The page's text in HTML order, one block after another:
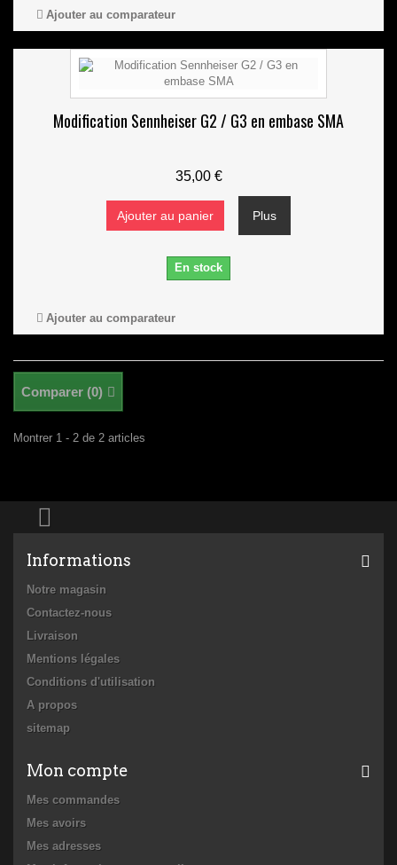
Ajouter au comparateur
Modification Sennheiser G2 / G3 en embase SMA
35,00 €
Ajouter au panier Plus
En stock
Ajouter au comparateur
Comparer (0)
Montrer 1 - 2 de 2 articles
Informations
Notre magasin
Contactez-nous
Livraison
Mentions légales
Conditions d'utilisation
A propos
sitemap
Mon compte
Mes commandes
Mes avoirs
Mes adresses